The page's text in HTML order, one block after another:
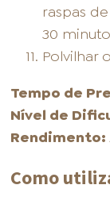
raspas
30
Polvilhar
Tempo de
Nível de
Rendimento:
Como